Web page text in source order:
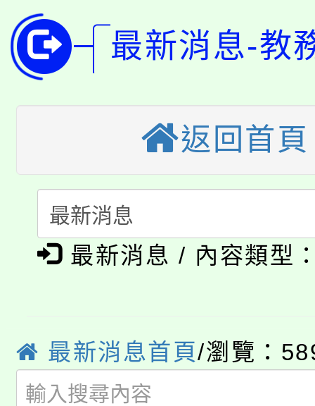
代理(課)教師甄選結果(
公告本校115學年度第
代理(課)教師甄選結果(
轉知中國文化大學推廣
《TA101》溝通分析基
程，歡迎學生輔導中心
心理、諮商輔導、社會
系所師生報名參加。
轉知苗栗縣政府辦理
縣市「校園短影音徵
門員」簡章及活動海報
踴躍報名參加。
桃園市115學年度學生
要點
「桃園市補助參觀特色
展演活動實施計畫」
115年度「教育部表揚
義教育推展貢獻獎」
公告本校115學年度第
生本土語及新住民語歌
公告本校115學年度第
代理(課)教師甄選結果(
公告本校115學年度第
最新消息-教
返回首頁
最新消息 / 內容類型
最新消息首頁/瀏覽：